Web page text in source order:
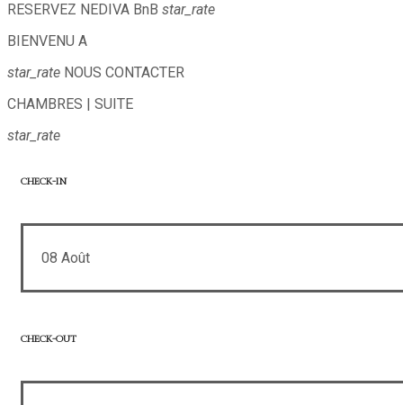
RESERVEZ NEDIVA BnB star_rate
BIENVENU A
star_rate NOUS CONTACTER
CHAMBRES | SUITE
star_rate
CHECK-IN
08 Août
CHECK-OUT